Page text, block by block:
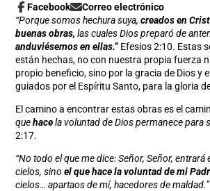
Facebook
Compartir
en
Facebook
Se
abre
en
una
nueva
ventana.
Correo electrónico
Compartir
por
correo
electrónico
“Porque somos hechura suya, creados en
buenas obras, las cuales Dios preparó de
anduviésemos en ellas.” Efesios 2:10. Estas
están hechas, no con nuestra propia fuerza
propio beneficio, sino por la gracia de Dios y
guiados por el Espíritu Santo, para la gloria
El camino a encontrar estas obras es el
que hace la voluntad de Dios permanece para
2:17.
“No todo el que me dice: Señor, Señor, entrará
cielos, sino el que hace la voluntad de mi
cielos… apartaos de mí, hacedores de maldad.”